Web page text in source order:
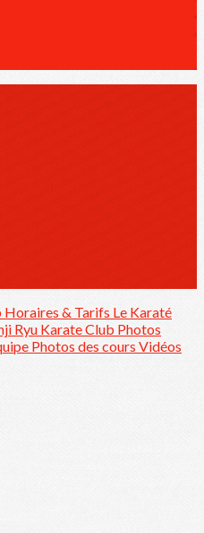
Horaires & Tarifs Le Karaté
Ryu Karate Club Photos
Photos des cours Vidéos